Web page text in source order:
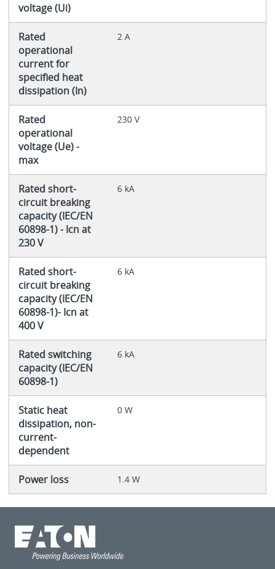
voltage (Ui)
Rated
operational
current for
specified heat
dissipation (In)
2 A
Rated
operational
voltage (Ue) -
max
230 V
Rated short-
circuit breaking
capacity (IEC/EN
60898-1) - Icn at
230 V
6 kA
Rated short-
circuit breaking
capacity (IEC/EN
60898-1)- Icn at
400 V
6 kA
Rated switching
capacity (IEC/EN
60898-1)
6 kA
Static heat
dissipation, non-
current-
dependent
0 W
Power loss 1.4 W